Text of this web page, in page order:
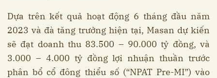
Dựa trên kết quả hoạt động 6 tháng đầu năm
2023 và đà tăng trưởng hiện tại, Masan dự kiến
sẽ đạt doanh thu 83.500 – 90.000 tỷ đồng, và
3.000 – 4.000 tỷ đồng lợi nhuận thuần trước
phân bổ cổ đông thiểu số (“NPAT Pre-MI”) vào